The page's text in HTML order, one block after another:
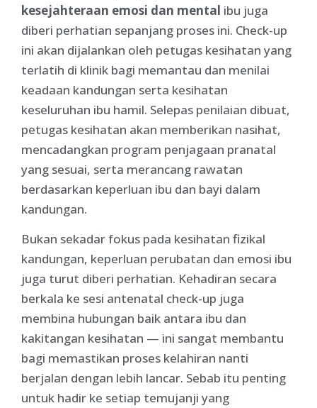
kesejahteraan emosi dan mental ibu juga
diberi perhatian sepanjang proses ini. Check-up
ini akan dijalankan oleh petugas kesihatan yang
terlatih di klinik bagi memantau dan menilai
keadaan kandungan serta kesihatan
keseluruhan ibu hamil. Selepas penilaian dibuat,
petugas kesihatan akan memberikan nasihat,
mencadangkan program penjagaan pranatal
yang sesuai, serta merancang rawatan
berdasarkan keperluan ibu dan bayi dalam
kandungan.
Bukan sekadar fokus pada kesihatan fizikal
kandungan, keperluan perubatan dan emosi ibu
juga turut diberi perhatian. Kehadiran secara
berkala ke sesi antenatal check-up juga
membina hubungan baik antara ibu dan
kakitangan kesihatan — ini sangat membantu
bagi memastikan proses kelahiran nanti
berjalan dengan lebih lancar. Sebab itu penting
untuk hadir ke setiap temujanji yang